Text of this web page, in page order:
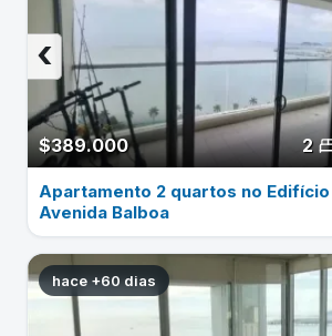
$389.000 2
‹
Apartamento 2 quartos no Edifício
Avenida Balboa
hace +60 dias